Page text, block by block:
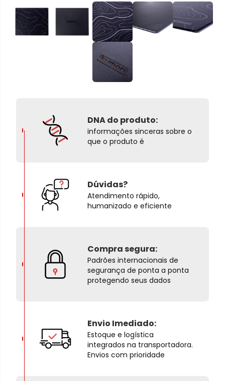
DNA do produto:
informações sinceras sobre o
que o produto é
Dúvidas?
Atendimento rápido,
humanizado e eficiente
Compra segura:
Padrões internacionais de
segurança de ponta a ponta
protegendo seus dados
Envio Imediado:
Estoque e logística
integrados na transportadora.
Envios com prioridade